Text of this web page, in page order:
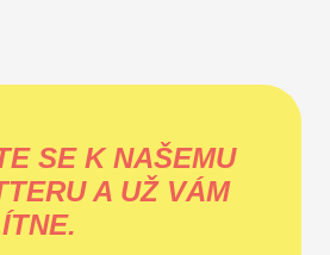
SE K NAŠEMU
A UŽ VÁM